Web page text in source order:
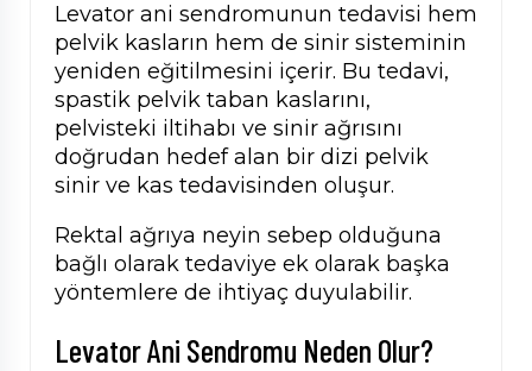
Levator ani sendromunun tedavisi hem
pelvik kasların hem de sinir sisteminin
yeniden eğitilmesini içerir. Bu tedavi,
spastik pelvik taban kaslarını,
pelvisteki iltihabı ve sinir ağrısını
doğrudan hedef alan bir dizi pelvik
sinir ve kas tedavisinden oluşur.
Rektal ağrıya neyin sebep olduğuna
bağlı olarak tedaviye ek olarak başka
yöntemlere de ihtiyaç duyulabilir.
Levator Ani Sendromu Neden Olur?